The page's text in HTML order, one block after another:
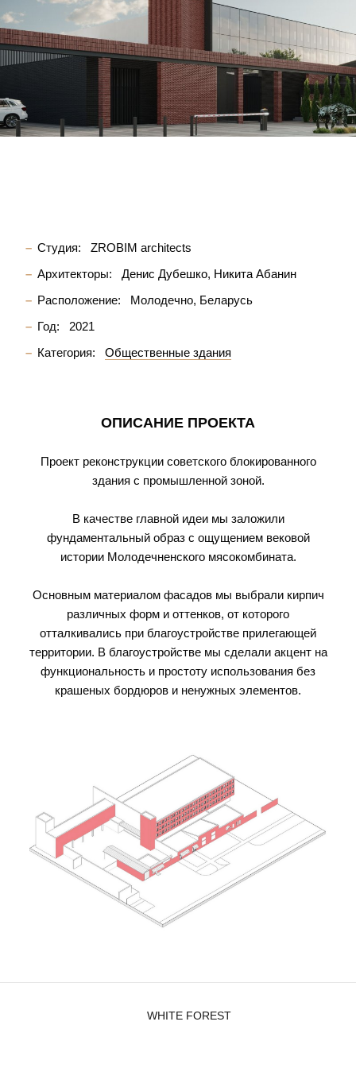
Студия:
ZROBIM architects
Архитекторы:
Денис Дубешко Никита Абанин
Расположение:
Молодечно, Беларусь
Год:
2021
Категория:
Общественные здания
ОПИСАНИЕ ПРОЕКТА
Проект реконструкции советского блокированного
здания с промышленной зоной.
В качестве главной идеи мы заложили
фундаментальный образ с ощущением вековой
истории Молодечненского мясокомбината.
Основным материалом фасадов мы выбрали кирпич
различных форм и оттенков, от которого
отталкивались при благоустройстве прилегающей
территории. В благоустройстве мы сделали акцент на
функциональность и простоту использования без
крашеных бордюров и ненужных элементов.
WHITE FOREST